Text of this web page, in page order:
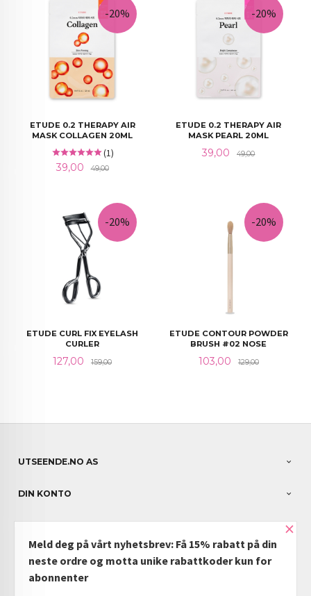
ETUDE 0.2 THERAPY AIR
MASK COLLAGEN 20ML
(1)
Tilbud
39,00 49,00Rabatt
-20%
ETUDE 0.2 THERAPY AIR
MASK PEARL 20ML
Tilbud
39,00 49,00Rabatt
-20%
ETUDE CURL FIX EYELASH
CURLER
Tilbud
127,00 159,00Rabatt
-20%
ETUDE CONTOUR POWDER
BRUSH #02 NOSE
Tilbud
103,00 129,00Rabatt
-20%
UTSEENDE.NO AS
DIN KONTO
NYHETSBREV
PARTNERE
×
Meld deg på vårt nyhetsbrev: Få 15% rabatt på din
neste ordre og motta unike rabattkoder kun for
abonnenter